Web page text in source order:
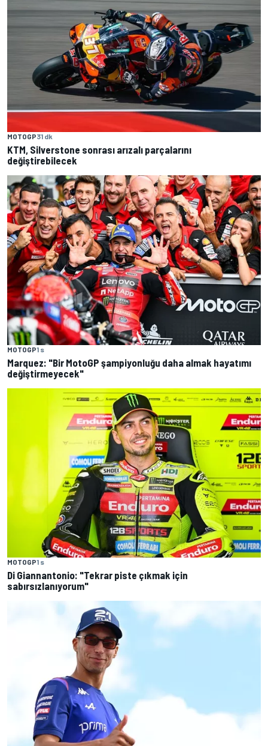
MOTOGP31 dk
KTM, Silverstone sonrası arızalı parçalarını
değiştirebilecek
MOTOGP1 s
Marquez: "Bir MotoGP şampiyonluğu daha almak hayatımı
değiştirmeyecek"
MOTOGP1 s
Di Giannantonio: "Tekrar piste çıkmak için
sabırsızlanıyorum"